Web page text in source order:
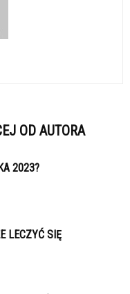
OD AUTORA
2023?
LECZYĆ SIĘ